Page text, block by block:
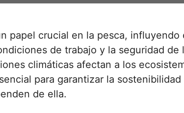
de trabajo y la seguridad de
climáticas afectan a los
para garantizar la
de ella.